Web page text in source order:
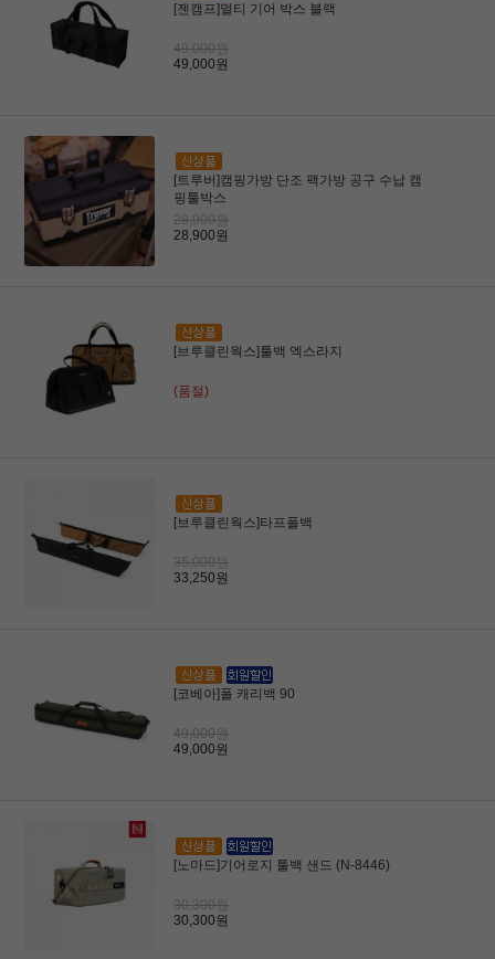
[젠캠프]멀티 기어 박스 블랙
49,000원
49,000원
[트루버]캠핑가방 단조 팩가방 공구 수납 캠
핑툴박스
28,900원
28,900원
[브루클린웍스]툴백 엑스라지
(품절)
[브루클린웍스]타프폴백
35,000원
33,250원
[코베아]폴 캐리백 90
49,000원
49,000원
[노마드]기어로지 툴백 샌드 (N-8446)
30,300원
30,300원